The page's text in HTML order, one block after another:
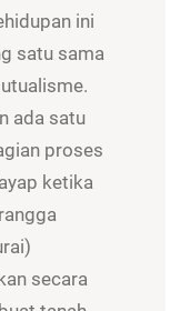
ini
satu sama
ada satu
proses
ketika
secara